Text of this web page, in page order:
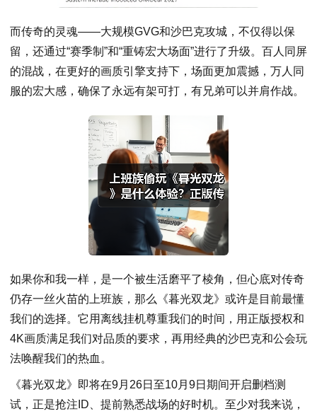
而传奇的灵魂——大规模GVG和沙巴克攻城，不仅得以保
留，还通过“赛季制”和“重铸宏大场面”进行了升级。百人同屏
的混战，在更好的画质引擎支持下，场面更加震撼，万人同
服的宏大感，确保了永远有架可打，有兄弟可以并肩作战。
如果你和我一样，是一个被生活磨平了棱角，但心底对传奇
仍存一丝火苗的上班族，那么《暮光双龙》或许是目前最懂
我们的选择。它用离线挂机尊重我们的时间，用正版授权和
4K画质满足我们对品质的要求，再用经典的沙巴克和公会玩
法唤醒我们的热血。
《暮光双龙》即将在9月26日至10月9日期间开启删档测
试，正是抢注ID、提前熟悉战场的好时机。至少对我来说，